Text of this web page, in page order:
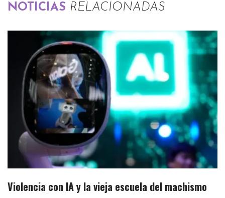
NOTICIAS RELACIONADAS
Violencia con IA y la vieja escuela del machismo